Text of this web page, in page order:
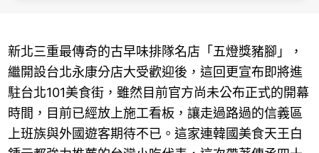
新北三重最傳奇的古早味排隊名店「五燈獎豬腳」，
繼開設台北永康分店大受歡迎後，這回更宣布即將進
駐台北101美食街，雖然目前官方尚未公布正式的開幕
時間，目前已經放上施工看板，讓走過路過的信義區
上班族與外國遊客期待不已。這家連韓國美食天王白